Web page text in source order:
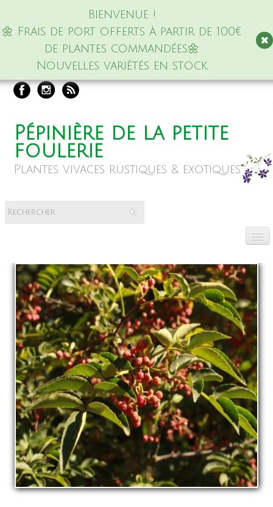
Bienvenue !
🌼 Frais de port offerts à partir de 100€
de plantes commandées🌼
Nouvelles variétés en stock
Pépinière de la petite
foulerie
Plantes vivaces rustiques & exotiques
La pépinière
Boutique▼
Événements▼
Infos
Avis
Contact
0